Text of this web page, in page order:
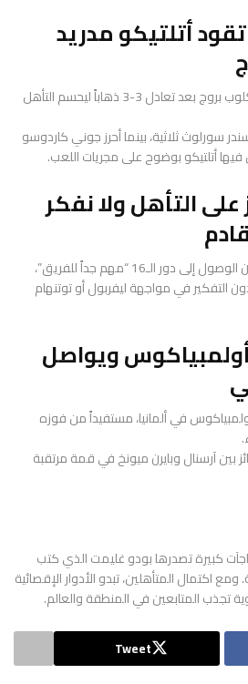
أتلتيكو مدريد
انتصر أتلتيكو مدريد 4-1 على كلوب بروج بعد تعادل 3-3 ذهاباً ليحسم التأهل
سورلوث ثلاثية، بينما أحرز جوني كاردوسو
أتلتيكو بوضوح على مجريات اللعب.
التأهل ولا نفكر
أكد المدرب دييغو سيميوني أن الوصول إلى دور الـ16 “مهم جداً للفريق”،
التفكير في مواجهة ليفربول أو توتنهام
ويواصل
في ألمانيا، مستفيداً من فوزه
بين آرسنال وبايرن ميونخ في قمة مرتقبة
كبيرة تصدرها بودو غليمت الذي كتب
اكتمال المتأهلين، تبدو الأدوار الإقصائية
تجذب المتابعين في المنطقة والعالم.
Tweet